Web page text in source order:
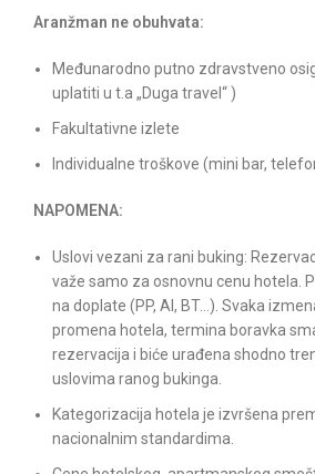
Aranžman ne obuhvata:
Međunarodno putno zdravstveno
uplatiti u t.a „Duga travel“ )
Fakultativne izlete
Individualne troškove (mini bar,
NAPOMENA:
Uslovi vezani za rani buking:
važe samo za osnovnu cenu hotela.
na doplate (PP, AI, BT…). Svaka
promena hotela, termina boravka
rezervacija i biće urađena shodno
uslovima ranog bukinga.
Kategorizacija hotela je izvršena
nacionalnim standardima.